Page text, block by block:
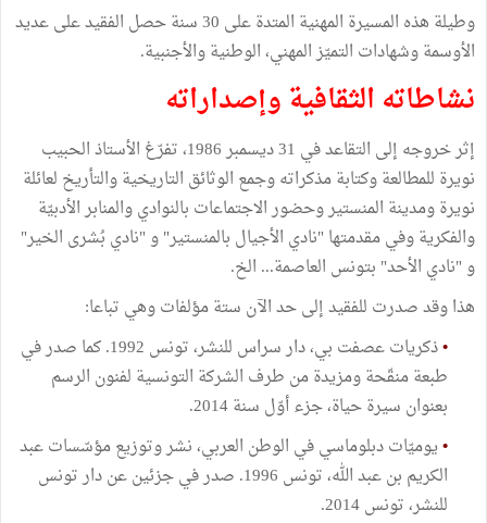
وطيلة هذه المسيرة المهنية المتدة على 30 سنة حصل الفقيد على عديد
الأوسمة وشهادات التميّز المهني، الوطنية والأجنبية.
نشاطاته الثقافية وإصداراته
إثر خروجه إلى التقاعد في 31 ديسمبر 1986، تفرّغ الأستاذ الحبيب
نويرة للمطالعة وكتابة مذكراته وجمع الوثائق التاريخية والتأريخ لعائلة
نويرة ومدينة المنستير وحضور الاجتماعات بالنوادي والمنابر الأدبيّة
والفكرية وفي مقدمتها "نادي الأجيال بالمنستير" و "نادي بُشرى الخير"
و "نادي الأحد" بتونس العاصمة... الخ.
هذا وقد صدرت للفقيد إلى حد الآن ستة مؤلفات وهي تباعا:
•
ذكريات عصفت بي، دار سراس للنشر، تونس 1992. كما صدر في
طبعة منقّحة ومزيدة من طرف الشركة التونسية لفنون الرسم
بعنوان سيرة حياة، جزء أوّل سنة 2014.
•يوميّات دبلوماسي في الوطن العربي، نشر وتوزيع مؤسّسات عبد
الكريم بن عبد الله، تونس 1996. صدر في جزئين عن دار تونس
للنشر، تونس 2014.